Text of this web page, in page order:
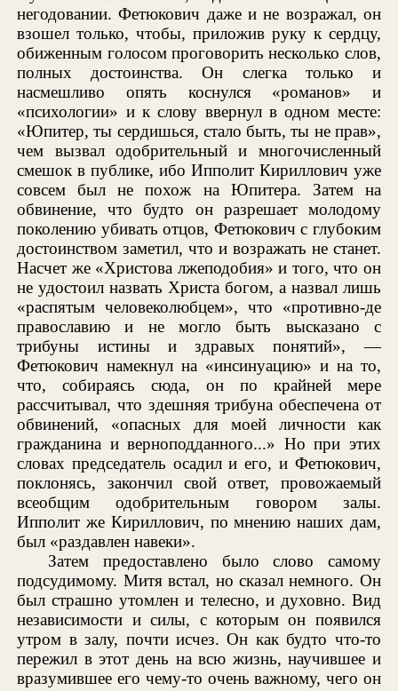
негодовании. Фетюкович даже и не возражал, он
взошел только, чтобы, приложив руку к сердцу,
обиженным голосом проговорить несколько слов,
полных достоинства. Он слегка только и
насмешливо опять коснулся «романов» и
«психологии» и к слову ввернул в одном месте:
«Юпитер, ты сердишься, стало быть, ты не прав»,
чем вызвал одобрительный и многочисленный
смешок в публике, ибо Ипполит Кириллович уже
совсем был не похож на Юпитера. Затем на
обвинение, что будто он разрешает молодому
поколению убивать отцов, Фетюкович с глубоким
достоинством заметил, что и возражать не станет.
Насчет же «Христова лжеподобия» и того, что он
не удостоил назвать Христа богом, а назвал лишь
«распятым человеколюбцем», что «противно-де
православию и не могло быть высказано с
трибуны истины и здравых понятий», —
Фетюкович намекнул на «инсинуацию» и на то,
что, собираясь сюда, он по крайней мере
рассчитывал, что здешняя трибуна обеспечена от
обвинений, «опасных для моей личности как
гражданина и верноподданного...» Но при этих
словах председатель осадил и его, и Фетюкович,
поклонясь, закончил свой ответ, провожаемый
всеобщим одобрительным говором залы.
Ипполит же Кириллович, по мнению наших дам,
был «раздавлен навеки».
Затем предоставлено было слово самому
подсудимому. Митя встал, но сказал немного. Он
был страшно утомлен и телесно, и духовно. Вид
независимости и силы, с которым он появился
утром в залу, почти исчез. Он как будто что-то
пережил в этот день на всю жизнь, научившее и
вразумившее его чему-то очень важному, чего он